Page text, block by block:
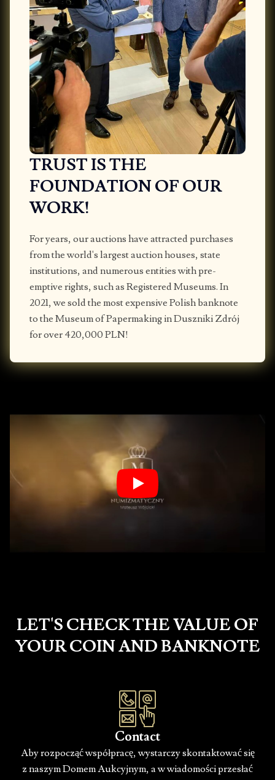
TRUST IS THE
FOUNDATION OF OUR
WORK!
For years, our auctions have attracted purchases
from the world's largest auction houses, state
institutions, and numerous entities with pre-
emptive rights, such as Registered Museums. In
2021, we sold the most expensive Polish banknote
to the Museum of Papermaking in Duszniki Zdrój
for over 420,000 PLN!
Play
LET'S CHECK THE VALUE OF
YOUR COIN AND BANKNOTE
Contact
Aby rozpocząć współpracę, wystarczy skontaktować się
z naszym Domem Aukcyjnym, a w wiadomości przesłać